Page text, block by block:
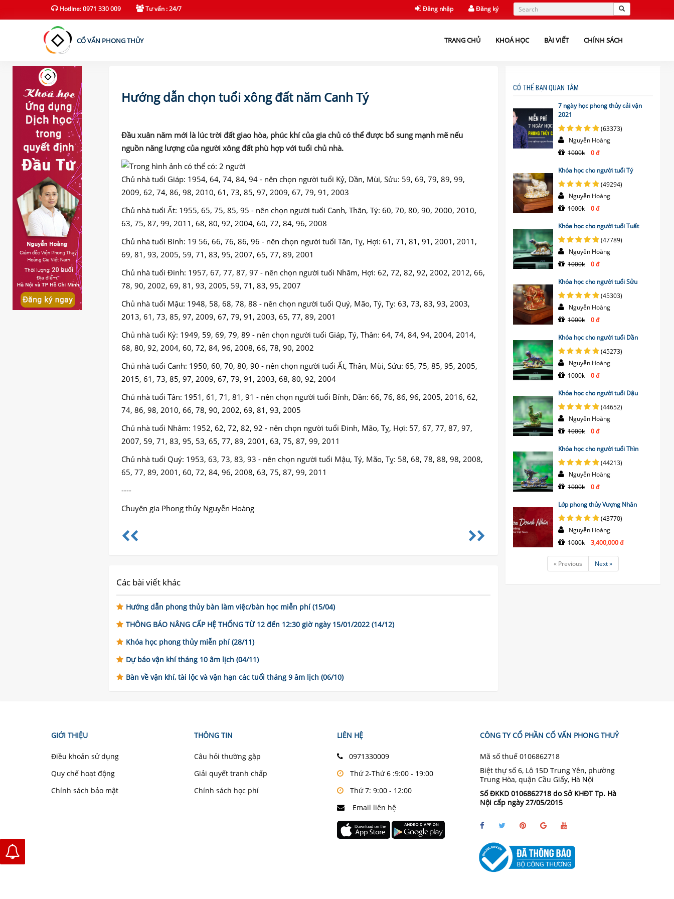
Hotline: 0971 330 009(current)Tư vấn : 24/7 Đăng nhập Đăng ký
CỐ VẤN PHONG THỦY TRANG CHỦ KHOÁ HỌC BÀI VIẾT CHÍNH SÁCH
Hướng dẫn chọn tuổi xông đất năm Canh Tý
Đầu xuân năm mới là lúc trời đất giao hòa, phúc khí của gia chủ có thể được bổ sung mạnh mẽ nếu
nguồn năng lượng của người xông đất phù hợp với tuổi chủ nhà.
Chủ nhà tuổi Giáp: 1954, 64, 74, 84, 94 - nên chọn người tuổi Kỷ, Dần, Mùi, Sửu: 59, 69, 79, 89, 99,
2009, 62, 74, 86, 98, 2010, 61, 73, 85, 97, 2009, 67, 79, 91, 2003
Chủ nhà tuổi Ất: 1955, 65, 75, 85, 95 - nên chọn người tuổi Canh, Thân, Tý: 60, 70, 80, 90, 2000, 2010,
63, 75, 87, 99, 2011, 68, 80, 92, 2004, 60, 72, 84, 96, 2008
Chủ nhà tuổi Bính: 19 56, 66, 76, 86, 96 - nên chọn người tuổi Tân, Tỵ, Hợi: 61, 71, 81, 91, 2001, 2011,
69, 81, 93, 2005, 59, 71, 83, 95, 2007, 65, 77, 89, 2001
Chủ nhà tuổi Đinh: 1957, 67, 77, 87, 97 - nên chọn người tuổi Nhâm, Hợi: 62, 72, 82, 92, 2002, 2012, 66,
78, 90, 2002, 69, 81, 93, 2005, 59, 71, 83, 95, 2007
Chủ nhà tuổi Mậu: 1948, 58, 68, 78, 88 - nên chọn người tuổi Quý, Mão, Tý, Tỵ: 63, 73, 83, 93, 2003,
2013, 61, 73, 85, 97, 2009, 67, 79, 91, 2003, 65, 77, 89, 2001
Chủ nhà tuổi Kỷ: 1949, 59, 69, 79, 89 - nên chọn người tuổi Giáp, Tý, Thân: 64, 74, 84, 94, 2004, 2014,
68, 80, 92, 2004, 60, 72, 84, 96, 2008, 66, 78, 90, 2002
Chủ nhà tuổi Canh: 1950, 60, 70, 80, 90 - nên chọn người tuổi Ất, Thân, Mùi, Sửu: 65, 75, 85, 95, 2005,
2015, 61, 73, 85, 97, 2009, 67, 79, 91, 2003, 68, 80, 92, 2004
Chủ nhà tuổi Tân: 1951, 61, 71, 81, 91 - nên chọn người tuổi Bính, Dần: 66, 76, 86, 96, 2005, 2016, 62,
74, 86, 98, 2010, 66, 78, 90, 2002, 69, 81, 93, 2005
Chủ nhà tuổi Nhâm: 1952, 62, 72, 82, 92 - nên chọn người tuổi Đinh, Mão, Tỵ, Hợi: 57, 67, 77, 87, 97,
2007, 59, 71, 83, 95, 53, 65, 77, 89, 2001, 63, 75, 87, 99, 2011
Chủ nhà tuổi Quý: 1953, 63, 73, 83, 93 - nên chọn người tuổi Mậu, Tý, Mão, Tỵ: 58, 68, 78, 88, 98, 2008,
65, 77, 89, 2001, 60, 72, 84, 96, 2008, 63, 75, 87, 99, 2011
----
Chuyên gia Phong thủy Nguyễn Hoàng
Các bài viết khác
Hướng dẫn phong thủy bàn làm việc/bàn học miễn phí (15/04)
THÔNG BÁO NÂNG CẤP HỆ THỐNG TỪ 12 đến 12:30 giờ ngày 15/01/2022 (14/12)
Khóa học phong thủy miễn phí (28/11)
Dự báo vận khí tháng 10 âm lịch (04/11)
Bàn về vận khí, tài lộc và vận hạn các tuổi tháng 9 âm lịch (06/10)
CÓ THỂ BẠN QUAN TÂM
7 ngày học phong thủy cải vận
2021
(63373)
Nguyễn Hoàng
1000k
0 đ
Khóa học cho người tuổi Tý
(49294)
Nguyễn Hoàng
1000k
0 đ
Khóa học cho người tuổi Tuất
(47789)
Nguyễn Hoàng
1000k
0 đ
Khóa học cho người tuổi Sửu
(45303)
Nguyễn Hoàng
1000k
0 đ
Khóa học cho người tuổi Dần
(45273)
Nguyễn Hoàng
1000k
0 đ
Khóa học cho người tuổi Dậu
(44652)
Nguyễn Hoàng
1000k
0 đ
Khóa học cho người tuổi Thìn
(44213)
Nguyễn Hoàng
1000k
0 đ
Lớp phong thủy Vượng Nhân
(43770)
Nguyễn Hoàng
1000k
3,400,000 đ
« Previous Next »
GIỚI THIỆU
Điều khoản sử dụng
Quy chế hoạt động
Chính sách bảo mật
THÔNG TIN
Câu hỏi thường gặp
Giải quyết tranh chấp
Chính sách học phí
LIÊN HỆ
0971330009
Thứ 2-Thứ 6 :9:00 - 19:00
Thứ 7: 9:00 - 12:00
Email liên hệ
CÔNG TY CỔ PHẦN CỐ VẤN PHONG THUỶ
Mã số thuế 0106862718
Biệt thự số 6, Lô 15D Trung Yên, phường
Trung Hòa, quận Cầu Giấy, Hà Nội
Số ĐKKD 0106862718 do Sở KHĐT Tp. Hà
Nội cấp ngày 27/05/2015